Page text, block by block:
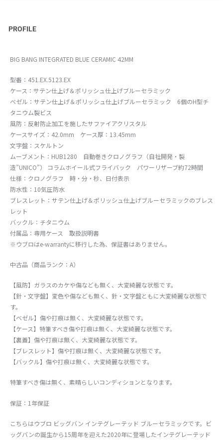
PROFILE
BIG BANG INTEGRATED BLUE CERAMIC 42MM
型番：451.EX.5123.EX
ケース：サテン仕上げ＆ポリッシュ仕上げブルーセラミック
ベゼル：サテン仕上げ＆ポリッシュ仕上げブルーセラミック 6個のH型チ
タニウム製ビス
風防：反射防止加工を施したサファイアクリスタル
ケースサイズ：42.0mm ケース厚：13.45mm
文字盤：スケルトン
ムーブメント：HUB1280 自動巻きクロノグラフ（自社開発・製
造”UNICO”） コラムホイール式フライバック パワーリザーブ約72時間
仕様：クロノグラフ 時・分・秒、日付表示
防水性：10気圧防水
ブレスレット：サテン仕上げ＆ポリッシュ仕上げブルーセラミックのブレス
レット
バックル：チタニウム
付属品：専用ケース 取扱説明書
※ウブロはe-warrantyに移行した為、保証書はありません。
中古品（商品ランク：A）
【風防】ガラスのカケや傷なども無く、大変綺麗な状態です。
【針・文字盤】変色や傷なども無く、針・文字盤ともに大変綺麗な状態で
す。
【ベゼル】傷や打痕は無く、大変綺麗な状態です。
【ケース】特筆すべき傷や打痕は無く、大変綺麗な状態です。
【裏蓋】傷や打痕は無く、大変綺麗な状態です。
【ブレスレット】傷や打痕は無く、大変綺麗な状態です。
【バックル】傷や打痕は無く、大変綺麗な状態です。
特筆すべき傷は無く、素晴らしいコンディションとなります。
保証：1年保証
こちらはウブロ ビッグバン インテグレーテッド ブルーセラミックです。ビ
ッグバンの誕生から15周年を迎えた2020年に登場したインテグレーテッド